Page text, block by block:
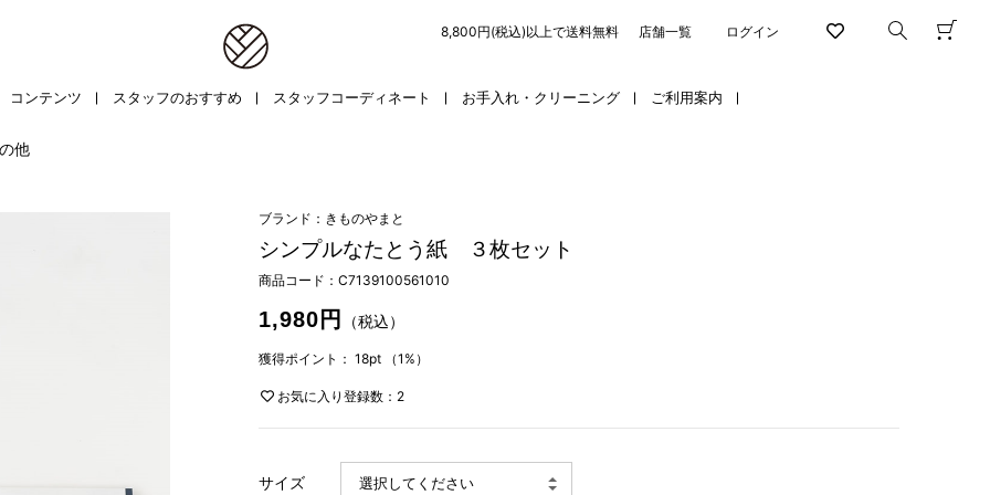
ログイン
8,800円(税込)以上で送料無料 店舗一覧
コンテンツ スタッフのおすすめ スタッフコーディネート お手入れ・クリーニング ご利用案内
他
ブランド：きものやまと
シンプルなたとう紙 ３枚セット
商品コード： C7139100561010
1,980円 （税込）
獲得ポイント： 18pt （1%）
お気に入り登録数：2
サイズ